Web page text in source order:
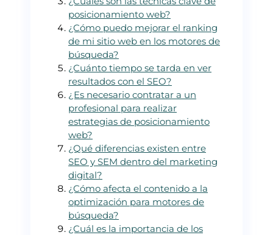
posicionamiento web?
¿Cómo puedo mejorar el ranking
de mi sitio web en los motores de
búsqueda?
¿Cuánto tiempo se tarda en ver
resultados con el SEO?
¿Es necesario contratar a un
profesional para realizar
estrategias de posicionamiento
web?
¿Qué diferencias existen entre
SEO y SEM dentro del marketing
digital?
¿Cómo afecta el contenido a la
optimización para motores de
búsqueda?
¿Cuál es la importancia de los